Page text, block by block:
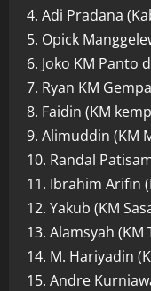
4. Adi Pradana
5. Opick
6. Joko KM Panto
7. Ryan KM
8. Faidin (KM
9. Alimuddin (KM
10. Randal
11. Ibrahim Arifin
12. Yakub (KM
13. Alamsyah
14. M. Hariyadin
15. Andre